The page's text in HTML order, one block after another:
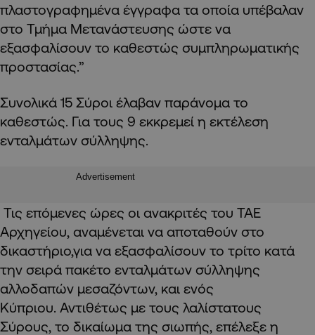
πλαστογραφημένα έγγραφα τα οποία υπέβαλαν
στο Τμήμα Μετανάστευσης ώστε να
εξασφαλίσουν το καθεστώς συμπληρωματικής
προστασίας.”
Συνολικά 15 Σύροι έλαβαν παράνομα το
καθεστώς. Για τους 9 εκκρεμεί η εκτέλεση
ενταλμάτων σύλληψης.
Advertisement
Τις επόμενες ώρες οι ανακριτές του ΤΑΕ
Αρχηγείου, αναμένεται να αποταθούν στο
δικαστήριο,για να εξασφαλίσουν το τρίτο κατά
την σειρά πακέτο ενταλμάτων σύλληψης
αλλοδαπών μεσαζόντων, και ενός
Κύπριου. Αντιθέτως με τους λαλίστατους
Σύρους, το δικαίωμα της σιωπής, επέλεξε η